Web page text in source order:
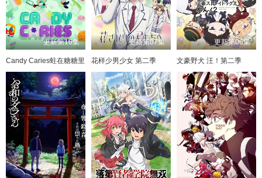
更新第16集
Candy Caries蛀在糖糖里
更新第07集
花样少男少女 第二季
更新第06集
文豪野犬 汪！第二季